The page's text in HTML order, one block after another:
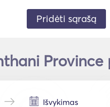
Pridėti sąrašą
Province